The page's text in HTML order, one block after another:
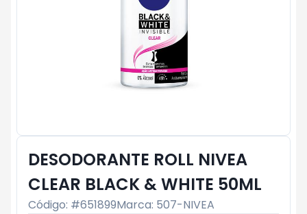
DESODORANTE ROLL NIVEA
CLEAR BLACK & WHITE 50ML
Código: #651899Marca: 507-NIVEA